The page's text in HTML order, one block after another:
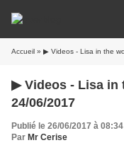
Accueil » ▶ Videos - Lisa in the
▶ Videos - Lisa in
24/06/2017
Publié le 26/06/2017 à 08:34
Par Mr Cerise